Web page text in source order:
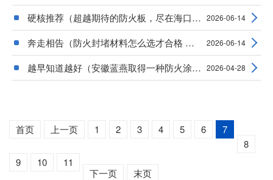
硬核推荐（超越期待的防火板，尽在海口市地铁 2026-06-14
奔走相告（防火封堵材料怎么选才合格 最新防火 2026-06-14
越早知道越好（安徽蓝燕取得一种防火涂料加工 2026-04-28
首页 上一页 1 2 3 4 5 6
7
8
9
10
11
下一页
末页